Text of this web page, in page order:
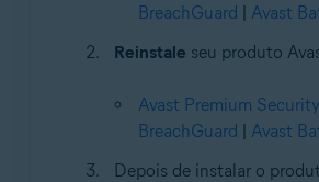
BreachGuard | Avast
Reinstale seu produto
Avast Premium Security
BreachGuard | Avast
Depois de instalar o